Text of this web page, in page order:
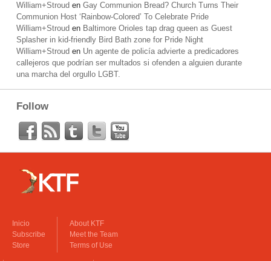
William+Stroud en Gay Communion Bread? Church Turns Their
Communion Host ‘Rainbow-Colored’ To Celebrate Pride
William+Stroud en Baltimore Orioles tap drag queen as Guest
Splasher in kid-friendly Bird Bath zone for Pride Night
William+Stroud en Un agente de policía advierte a predicadores
callejeros que podrían ser multados si ofenden a alguien durante
una marcha del orgullo LGBT.
Follow
Inicio
Subscribe
Store
About KTF
Meet the Team
Terms of Use